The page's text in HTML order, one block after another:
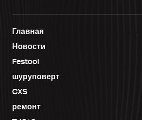
Главная
Новости
Festool
шуруповерт
CXS
ремонт